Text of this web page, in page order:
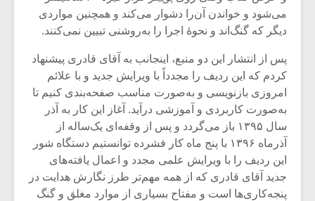
می‌شود و خواندن آن‌را دشوار می‌کند و همچنین مواردی
دیگر که گنگ‌اند و نحوۀ اجرا را به‌روشنی تبیین نمی‌کنند.
پس از انتشار این دو منبع، اینجانب به آقای قادری پیشنهاد
کردم که این ردیف را مجدداً با ویرایش جدید و با علائم
امروزی بازنویسی و به‌صورت مناسب صفحه‌بندی کنیم تا
به‌صورت کاربردی و آموزشی درآید. آغاز این کار به آذر
سال ۱۳۹۵ باز می‌گردد و پس از وقفه‌ای یک‌ساله از
آذرماه ۱۳۹۶ با پنج ماه کار فشرده توانستیم دستگاه شور
این ردیف را با ویرایش علمی مجدد و اعمال یافته‌های
جدید آقای قادری که از همه مهم‌تر طرز نگارش هدایت در
پنجه‌کاری‌ها است و مفتاح بسیاری از موارد مغلق و گنگ